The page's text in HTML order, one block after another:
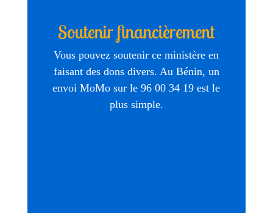
Soutenir financièrement
Vous pouvez soutenir ce ministère en
faisant des dons divers. Au Bénin, un
envoi MoMo sur le 96 00 34 19 est le
plus simple.